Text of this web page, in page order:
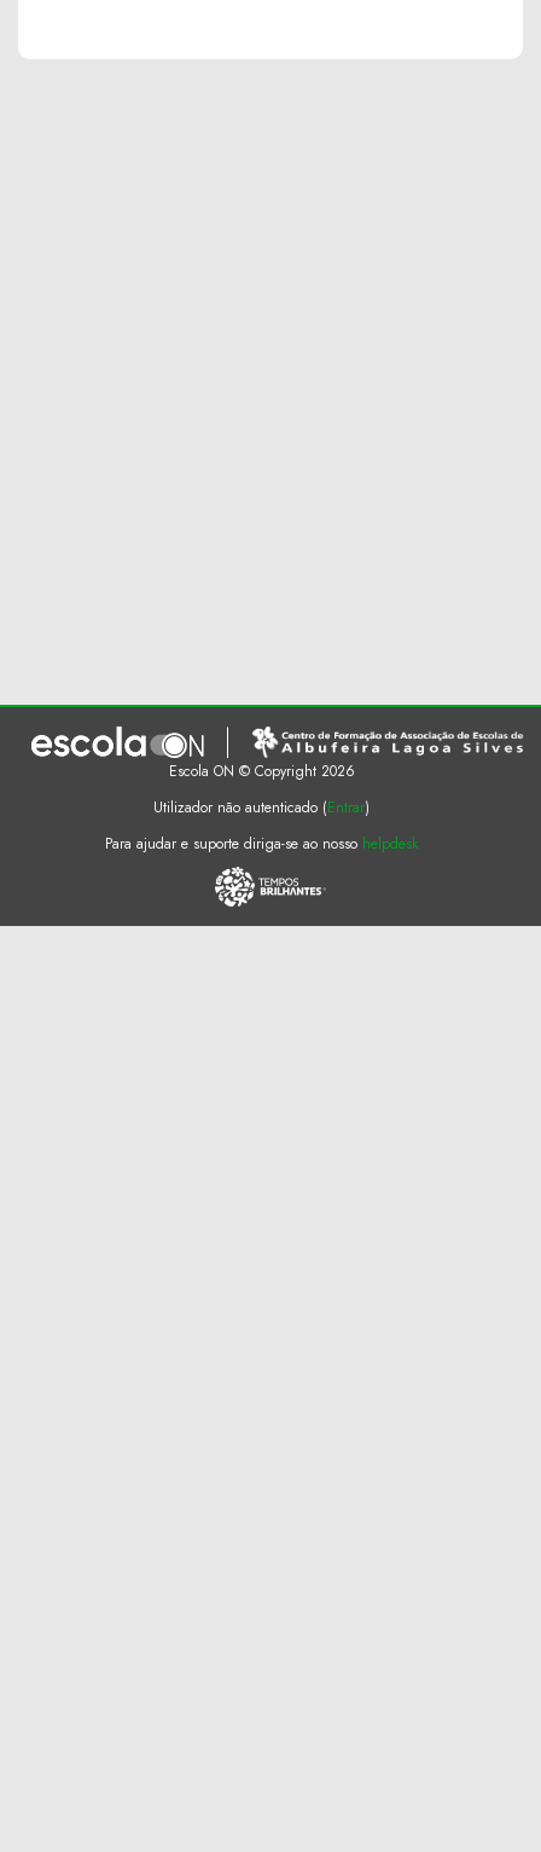
Escola ON © Copyright 2026
Utilizador não autenticado (Entrar)
Para ajudar e suporte diriga-se ao nosso helpdesk